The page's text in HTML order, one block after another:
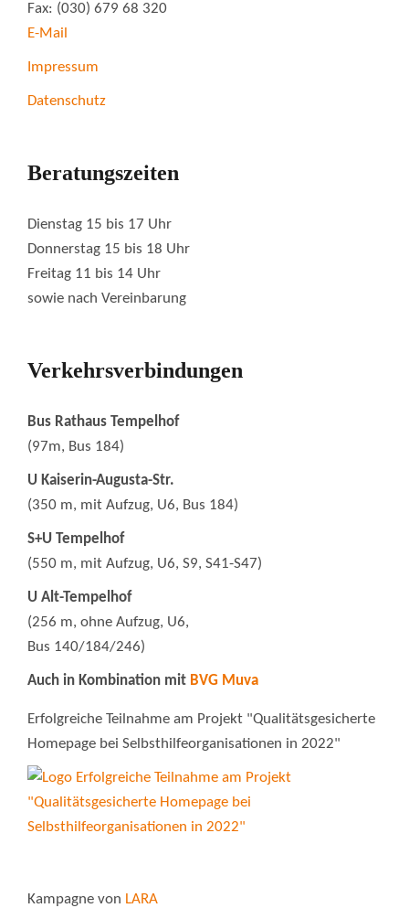
Fax: (030) 679 68 320
E-Mail
Impressum
Datenschutz
Beratungszeiten
Dienstag 15 bis 17 Uhr
Donnerstag 15 bis 18 Uhr
Freitag 11 bis 14 Uhr
sowie nach Vereinbarung
Verkehrsverbindungen
Bus Rathaus Tempelhof
(97m, Bus 184)
U Kaiserin-Augusta-Str.
(350 m, mit Aufzug, U6, Bus 184)
S+U Tempelhof
(550 m, mit Aufzug, U6, S9, S41-S47)
U Alt-Tempelhof
(256 m, ohne Aufzug, U6,
Bus 140/184/246)
Auch in Kombination mit BVG Muva
Erfolgreiche Teilnahme am Projekt "Qualitätsgesicherte
Homepage bei Selbsthilfeorganisationen in 2022"
Kampagne von LARA